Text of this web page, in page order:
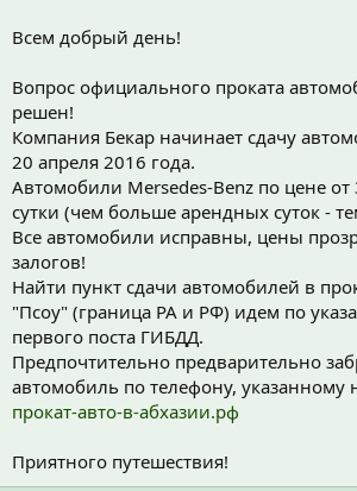
Всем добрый день!
Вопрос официального проката
решен!
Компания Бекар начинает сдачу
20 апреля 2016 года.
Автомобили Mersedes-Benz по цене от
сутки (чем больше арендных суток -
Все автомобили исправны, цены
залогов!
Найти пункт сдачи автомобилей в
"Псоу" (граница РА и РФ) идем по
первого поста ГИБДД.
Предпочтительно предварительно
автомобиль по телефону, указанному
прокат-авто-в-абхазии.рф
Приятного путешествия!